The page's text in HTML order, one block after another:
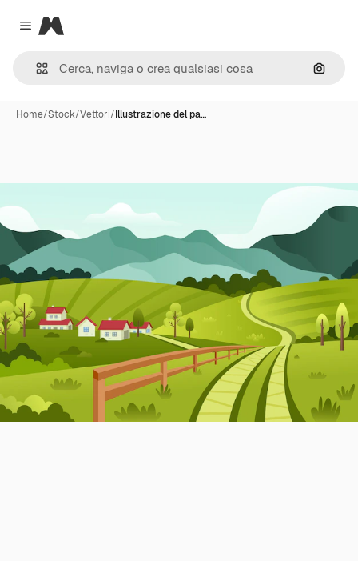
Close menu
Magnific
Cerca
Home/Stock/Vettori/Illustrazione del pa…